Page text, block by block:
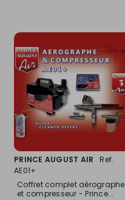
PRINCE AUGUST AIR
Ref.
AE01+
Coffret complet aérographe
et compresseur - Prince...